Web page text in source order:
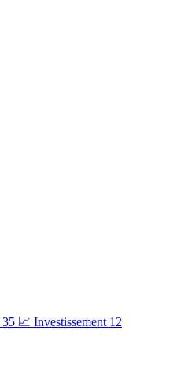
35 📈 Investissement 12